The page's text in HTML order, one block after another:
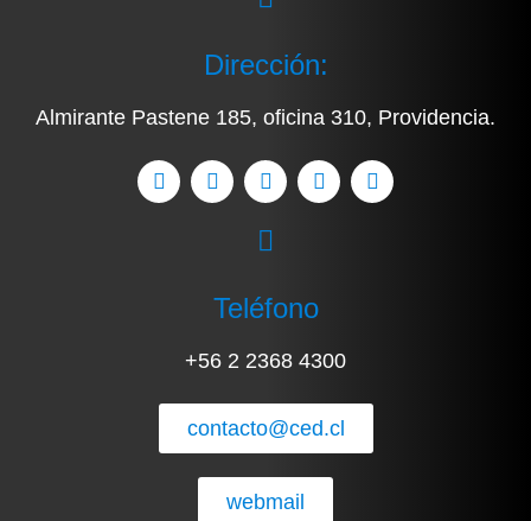
Dirección:
Almirante Pastene 185, oficina 310, Providencia.
Teléfono
+56 2 2368 4300
contacto@ced.cl
webmail